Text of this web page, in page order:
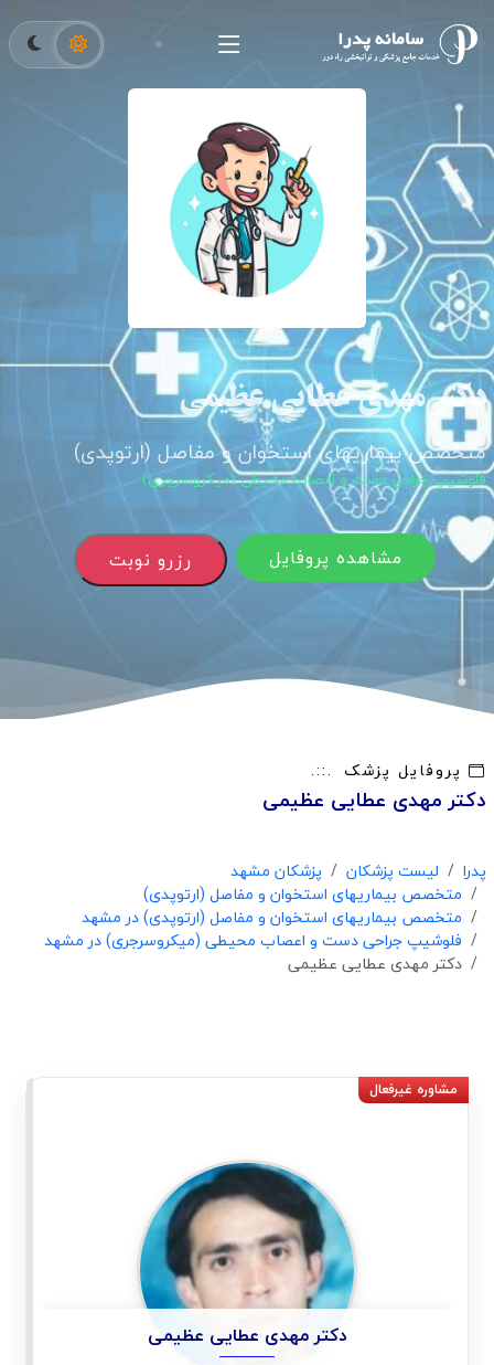
دکتر مهدی عطایی عظیمی
متخصص بیماریهای استخوان و مفاصل (ارتوپدی)
فلوشیپ جراحی دست و اعصاب محیطی (میکروسرجری)
رزرو نوبت مشاهده پروفایل
پروفایل پزشک
دکتر مهدی عطایی عظیمی
پدرا لیست پزشکان
پزشکان مشهد
متخصص بیماریهای استخوان و مفاصل (ارتوپدی)
متخصص بیماریهای استخوان و مفاصل (ارتوپدی) در مشهد
فلوشیپ جراحی دست و اعصاب محیطی (میکروسرجری) در مشهد
دکتر مهدی عطایی عظیمی
دکتر مهدی عطایی عظیمی